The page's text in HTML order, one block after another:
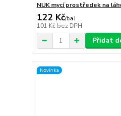
NUK mycí prostředek na
122 Kč/bal
101 Kč bez DPH
Přidat
Novinka